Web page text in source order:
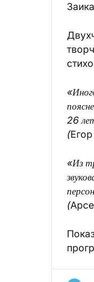
26
(
«Из
(